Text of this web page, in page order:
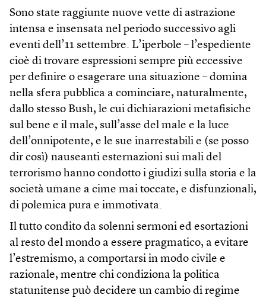
Sono state raggiunte nuove vette di astrazione
intensa e insensata nel periodo successivo agli
eventi dell’11 settembre. L’iperbole – l’espediente
cioè di trovare espressioni sempre più eccessive
per definire o esagerare una situazione – domina
nella sfera pubblica a cominciare, naturalmente,
dallo stesso Bush, le cui dichiarazioni metafisiche
sul bene e il male, sull’asse del male e la luce
dell’onnipotente, e le sue inarrestabili e (se posso
dir così) nauseanti esternazioni sui mali del
terrorismo hanno condotto i giudizi sulla storia e la
società umane a cime mai toccate, e disfunzionali,
di polemica pura e immotivata.
Il tutto condito da solenni sermoni ed esortazioni
al resto del mondo a essere pragmatico, a evitare
l’estremismo, a comportarsi in modo civile e
razionale, mentre chi condiziona la politica
statunitense può decidere un cambio di regime